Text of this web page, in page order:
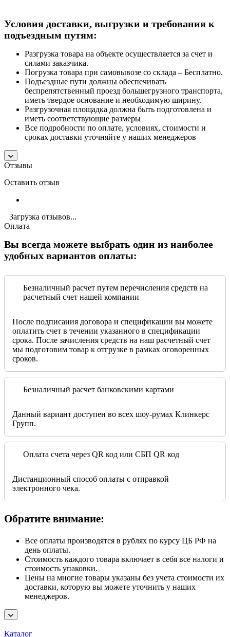
Условия доставки, выгрузки и требования к
подъездным путям:
Разгрузка товара на объекте осуществляется за счет и
силами заказчика.
Погрузка товара при самовывозе со склада – Бесплатно.
Подъездные пути должны обеспечивать
беспрепятственный проезд большегрузного транспорта,
иметь твердое основание и необходимую ширину.
Разгрузочная площадка должна быть подготовлена и
иметь соответствующие размеры
Все подробности по оплате, условиях, стоимости и
сроках доставки уточняйте у наших менеджеров
Отзывы
Оставить отзыв
Загрузка отзывов...
Оплата
Вы всегда можете выбрать один из наиболее
удобных вариантов оплаты:
Безналичный расчет путем перечисления средств на
расчетный счет нашей компании
После подписания договора и спецификации вы можете
оплатить счет в течении указанного в спецификации
срока. После зачисления средств на наш расчетный счет
мы подготовим товар к отгрузке в рамках оговоренных
сроков.
Безналичный расчет банковскими картами
Данный вариант доступен во всех шоу-румах Клинкерс
Групп.
Оплата счета через QR код или СБП QR код
Дистанционный способ оплаты с отправкой
электронного чека.
Обратите внимание:
Все оплаты производятся в рублях по курсу ЦБ РФ на
день оплаты.
Стоимость каждого товара включает в себя все налоги и
стоимость упаковки.
Цены на многие товары указаны без учета стоимости их
доставки, которую вы можете уточнить у наших
менеджеров.
Каталог